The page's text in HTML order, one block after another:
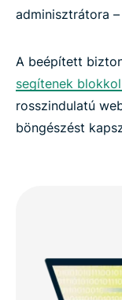
adminisztrátora
A beépített
segítenek
rosszindulatú
böngészést